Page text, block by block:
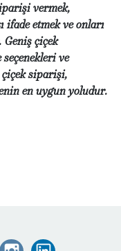
vermek,
ifade etmek ve onları
çiçek
seçenekleri ve
siparişi,
en uygun yoludur.
Instagram